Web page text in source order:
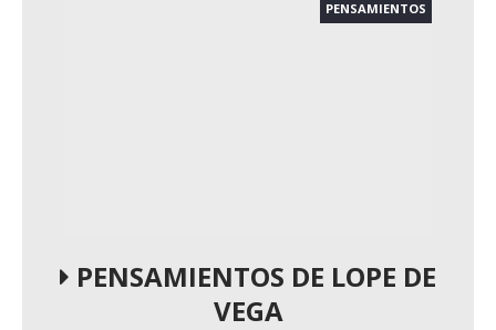
PENSAMIENTOS
PENSAMIENTOS DE LOPE DE
VEGA